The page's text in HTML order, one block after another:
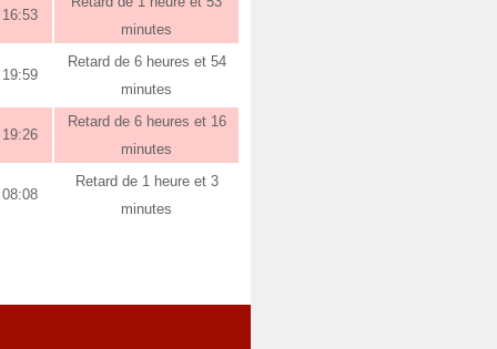
minutes
Retard de 6 heures et 54
minutes
Retard de 6 heures et 16
minutes
Retard de 1 heure et 3
minutes